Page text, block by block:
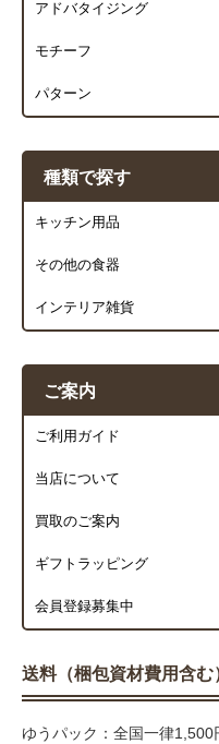
アドバタイジング
モチーフ
パターン
種類で探す
キッチン用品
その他の食器
インテリア雑貨
ご案内
ご利用ガイド
当店について
買取のご案内
ギフトラッピング
会員登録募集中
送料（梱包資材費用含む
ゆうパック：全国一律1,500